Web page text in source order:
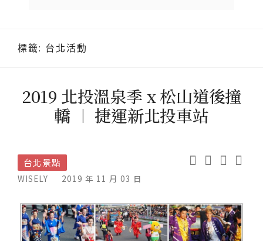
標籤: 台北活動
2019 北投溫泉季 x 松山道後撞
轎 ︱ 捷運新北投車站
台北景點
WISELY 2019 年 11 月 03 日